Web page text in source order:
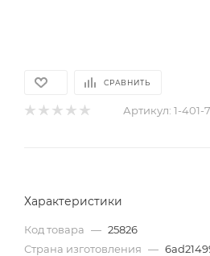
СРАВНИТЬ
Артикул: 1-401-
Характеристики
Код товара — 25826
Страна изготовления —